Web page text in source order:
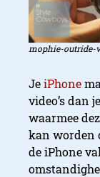
mophie-outride-
JeiPhone
video’s dan
waarmee
kan worden
de iPhone